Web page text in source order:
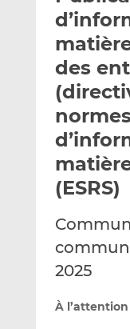
des
(ESRS)
2025
À l’attention